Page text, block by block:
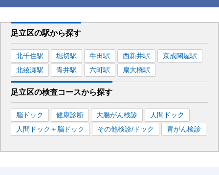
足立区の駅から探す
北千住駅 堀切駅 牛田駅 西新井駅 京成関屋駅
北綾瀬駅 青井駅 六町駅 扇大橋駅
足立区の検査コースから探す
脳ドック 健康診断 大腸がん検診
人間ドック
人間ドック＋脳ドック
その他検診/ドック 胃がん検診